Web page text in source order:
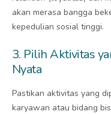
akan merasa bangga
kepedulian sosial tinggi.
3. Pilih Aktivitas
Nyata
Pastikan aktivitas yang
karyawan atau bidang